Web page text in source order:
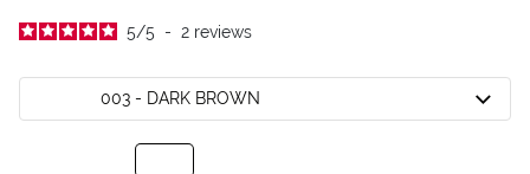
5/5 - 2 reviews
003 - DARK BROWN